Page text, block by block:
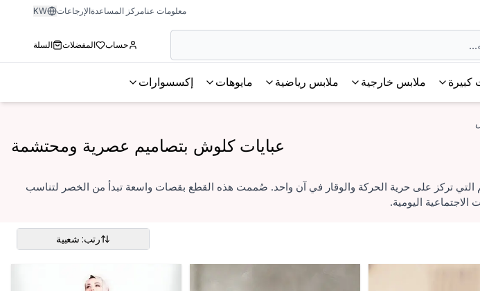
معلومات عنامركز المساعدةالإرجاعات KW
حساب المفضلات السلة
كبيرة ملابس خارجية ملابس رياضية مايوهات إكسسوارات
عبايات كلوش بتصاميم عصرية ومحتشمة
تركز على حرية الحركة والوقار في آن واحد. صُممت هذه القطع بقصات واسعة تبدأ من الخصر لتناسب
اليومية.
رتب: شعبية